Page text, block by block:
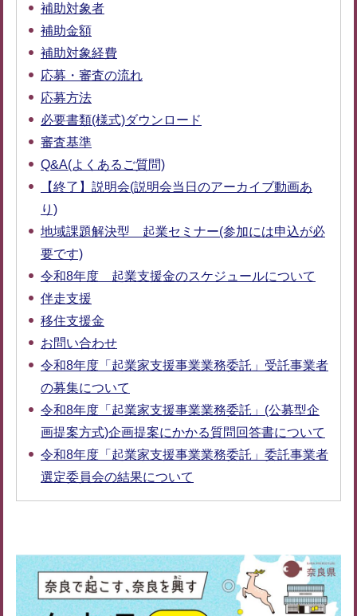
補助対象者
補助金額
補助対象経費
応募・審査の流れ
応募方法
必要書類(様式)ダウンロード
審査基準
Q&A(よくあるご質問)
【終了】説明会(説明会当日のアーカイブ動画あ
り)
地域課題解決型 起業セミナー(参加には申込が必
要です)
令和8年度 起業支援金のスケジュールについて
伴走支援
移住支援金
お問い合わせ
令和8年度「起業家支援事業業務委託」受託事業者
の募集について
令和8年度「起業家支援事業業務委託」(公募型企
画提案方式)企画提案にかかる質問回答書について
令和8年度「起業家支援事業業務委託」委託事業者
選定委員会の結果について